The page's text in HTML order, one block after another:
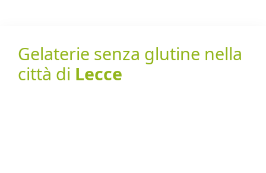
Gelaterie senza glutine nella
città di Lecce